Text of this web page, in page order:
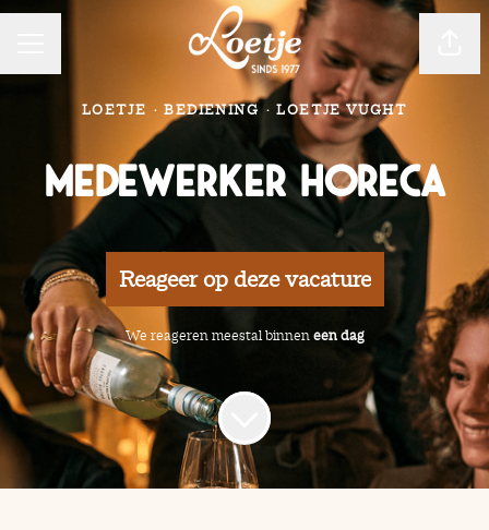
LOETJE · BEDIENING · LOETJE VUGHT
Medewerker Horeca
Reageer op deze vacature
We reageren meestal binneneen dag